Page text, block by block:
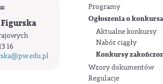
Programy
Ogłoszenia o
Aktualne konkursy
Nabór ciągły
Konkursy
Wzory dokumentów
Regulacje
16
@pw.edu.pl